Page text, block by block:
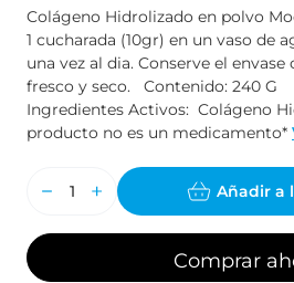
s
e
ñ
a
s
t
t
Colágeno Hidrolizado en polvo
1 cucharada (10gr) en un vaso de
una vez al dia. Conserve el
fresco y seco. Contenido: 240 G
Ingredientes Activos: Colágeno
producto no es un medicamento*
Añadir a
Comprar